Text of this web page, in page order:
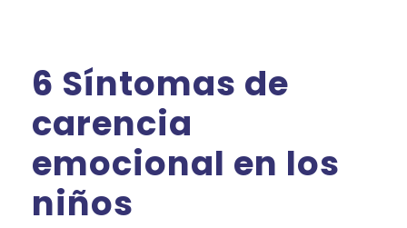
6 Síntomas de
carencia
emocional en los
niños